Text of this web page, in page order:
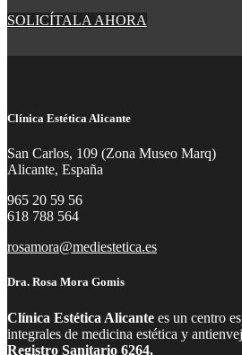
SOLICÍTALA AHORA
Clínica Estética Alicante
San Carlos, 109 (Zona Museo Marq)
Alicante, España
965 20 59 56
618 788 564
rosamora@mediestetica.es
Dra. Rosa Mora Gomis
Clínica Estética Alicante es un centro
integrales de medicina estética y
Registro Sanitario 6264.